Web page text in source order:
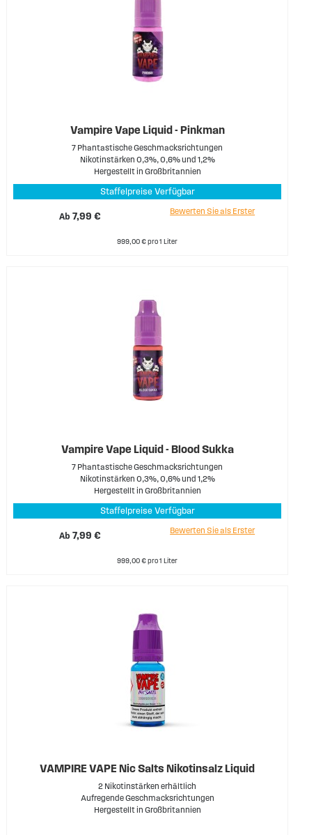
Vampire Vape Liquid - Pinkman
7 Phantastische Geschmacksrichtungen
Nikotinstärken 0,3%, 0,6% und 1,2%
Hergestellt in Großbritannien
Staffelpreise Verfügbar
Ab7,99 €
Bewerten Sie als Erster
999,00 € pro 1 Liter
Vampire Vape Liquid - Blood Sukka
7 Phantastische Geschmacksrichtungen
Nikotinstärken 0,3%, 0,6% und 1,2%
Hergestellt in Großbritannien
Staffelpreise Verfügbar
Ab7,99 €
Bewerten Sie als Erster
999,00 € pro 1 Liter
VAMPIRE VAPE Nic Salts Nikotinsalz Liquid
2 Nikotinstärken erhältlich
Aufregende Geschmacksrichtungen
Hergestellt in Großbritannien